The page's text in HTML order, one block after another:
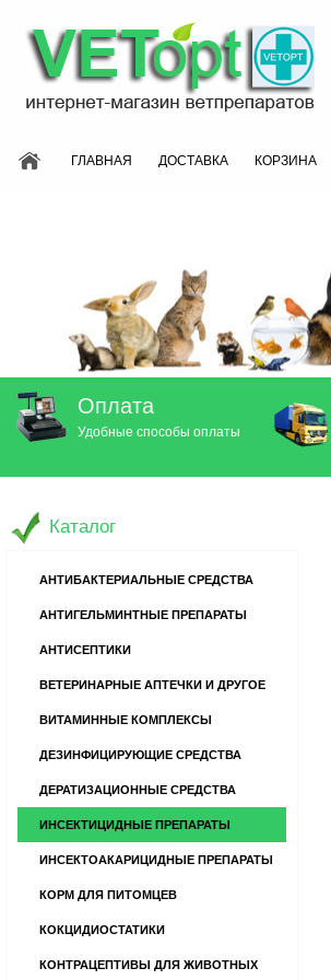
ГЛАВНАЯ ДОСТАВКА КОРЗИНА
Оплата
Удобные способы оплаты
Каталог
АНТИБАКТЕРИАЛЬНЫЕ СРЕДСТВА
АНТИГЕЛЬМИНТНЫЕ ПРЕПАРАТЫ
АНТИСЕПТИКИ
ВЕТЕРИНАРНЫЕ АПТЕЧКИ И ДРУГОЕ
ВИТАМИННЫЕ КОМПЛЕКСЫ
ДЕЗИНФИЦИРУЮЩИЕ СРЕДСТВА
ДЕРАТИЗАЦИОННЫЕ СРЕДСТВА
ИНСЕКТИЦИДНЫЕ ПРЕПАРАТЫ
ИНСЕКТОАКАРИЦИДНЫЕ ПРЕПАРАТЫ
КОРМ ДЛЯ ПИТОМЦЕВ
КОКЦИДИОСТАТИКИ
КОНТРАЦЕПТИВЫ ДЛЯ ЖИВОТНЫХ